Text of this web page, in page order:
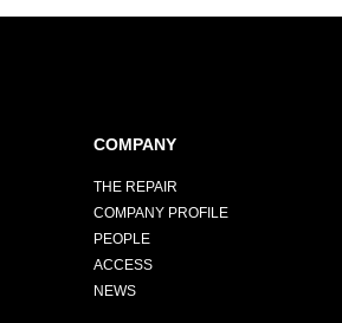
COMPANY
THE REPAIR
COMPANY PROFILE
PEOPLE
ACCESS
NEWS